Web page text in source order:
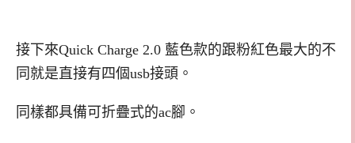
接下來Quick Charge 2.0 藍色款的跟粉紅色最大的不
同就是直接有四個usb接頭。
同樣都具備可折疊式的ac腳。